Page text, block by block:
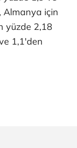
Almanya için
yüzde 2,18
1,1'den